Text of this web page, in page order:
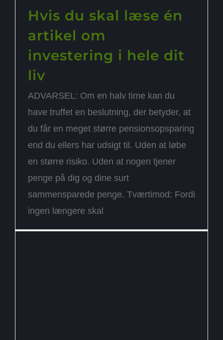
Hvis du skal læse én
artikel om
investering i hele dit
liv
ADVARSEL: Om en halv time kan du
have truffet en beslutning, der betyder, at
du får en meget større pensionsopsparing
end du ellers har udsigt til. Uden at løbe
en større risiko. Uden at nogen tjener
penge på dig og dine surt
sammensparede penge. Tværtimod: Fordi
ingen længere skal